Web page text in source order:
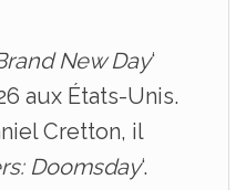
New Day‘
aux États-Unis.
Cretton, il
Doomsday‘.